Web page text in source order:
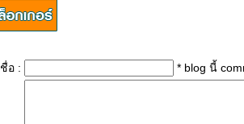
ชื่อ : * blog นี้